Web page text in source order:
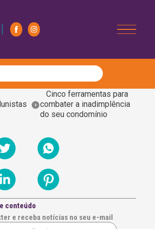
Cinco ferramentas para
combater a inadimplência
do seu condomínio
conteúdo
e receba notícias no seu e-mail